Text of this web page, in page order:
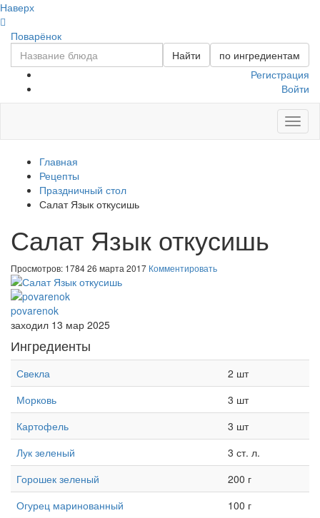
Наверх
Поварёнок
Найти
по ингредиентам
Регистрация
Войти
Главная
Рецепты
Праздничный стол
Салат Язык откусишь
Салат Язык откусишь
Просмотров: 178426 марта 2017 Комментировать
povarenok
заходил 13 мар 2025
Ингредиенты
Свекла
2 шт
Морковь
3 шт
Картофель
3 шт
Лук зеленый
3 ст. л.
Горошек зеленый
200 г
Огурец маринованный
100 г